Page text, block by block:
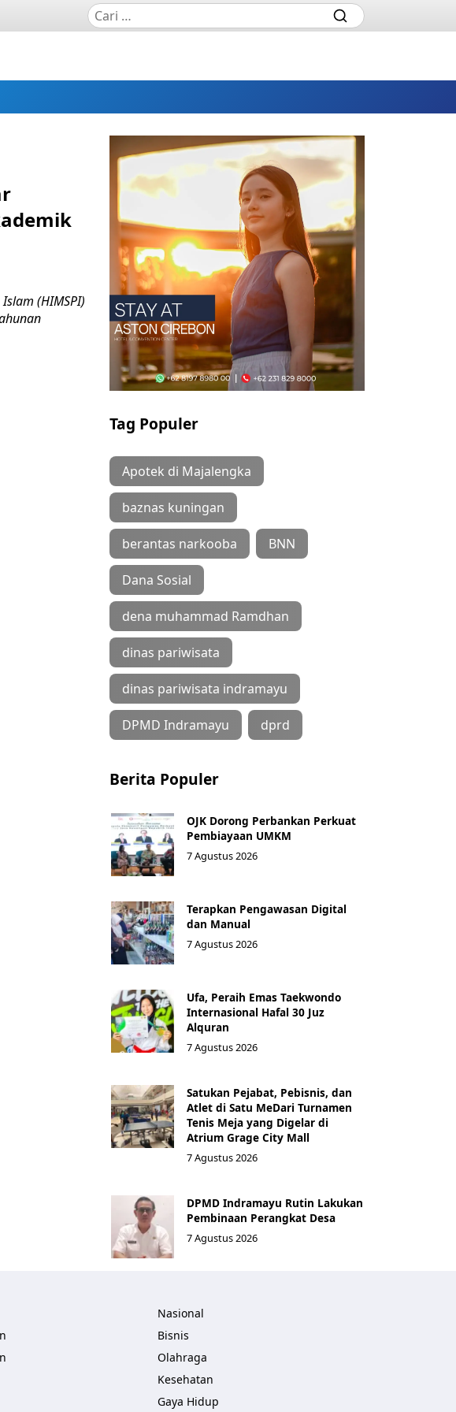
(HIMSPI)
Tag Populer
Apotek di Majalengka
baznas kuningan
berantas narkooba BNN
Dana Sosial
dena muhammad Ramdhan
dinas pariwisata
dinas pariwisata indramayu
DPMD Indramayu dprd
Berita Populer
OJK Dorong Perbankan Perkuat
Pembiayaan UMKM
7 Agustus 2026
Terapkan Pengawasan Digital
dan Manual
7 Agustus 2026
Ufa, Peraih Emas Taekwondo
Internasional Hafal 30 Juz
Alquran
7 Agustus 2026
Satukan Pejabat, Pebisnis, dan
Atlet di Satu MeDari Turnamen
Tenis Meja yang Digelar di
Atrium Grage City Mall
7 Agustus 2026
DPMD Indramayu Rutin Lakukan
Pembinaan Perangkat Desa
7 Agustus 2026
Nasional
Bisnis
Olahraga
Kesehatan
Gaya Hidup